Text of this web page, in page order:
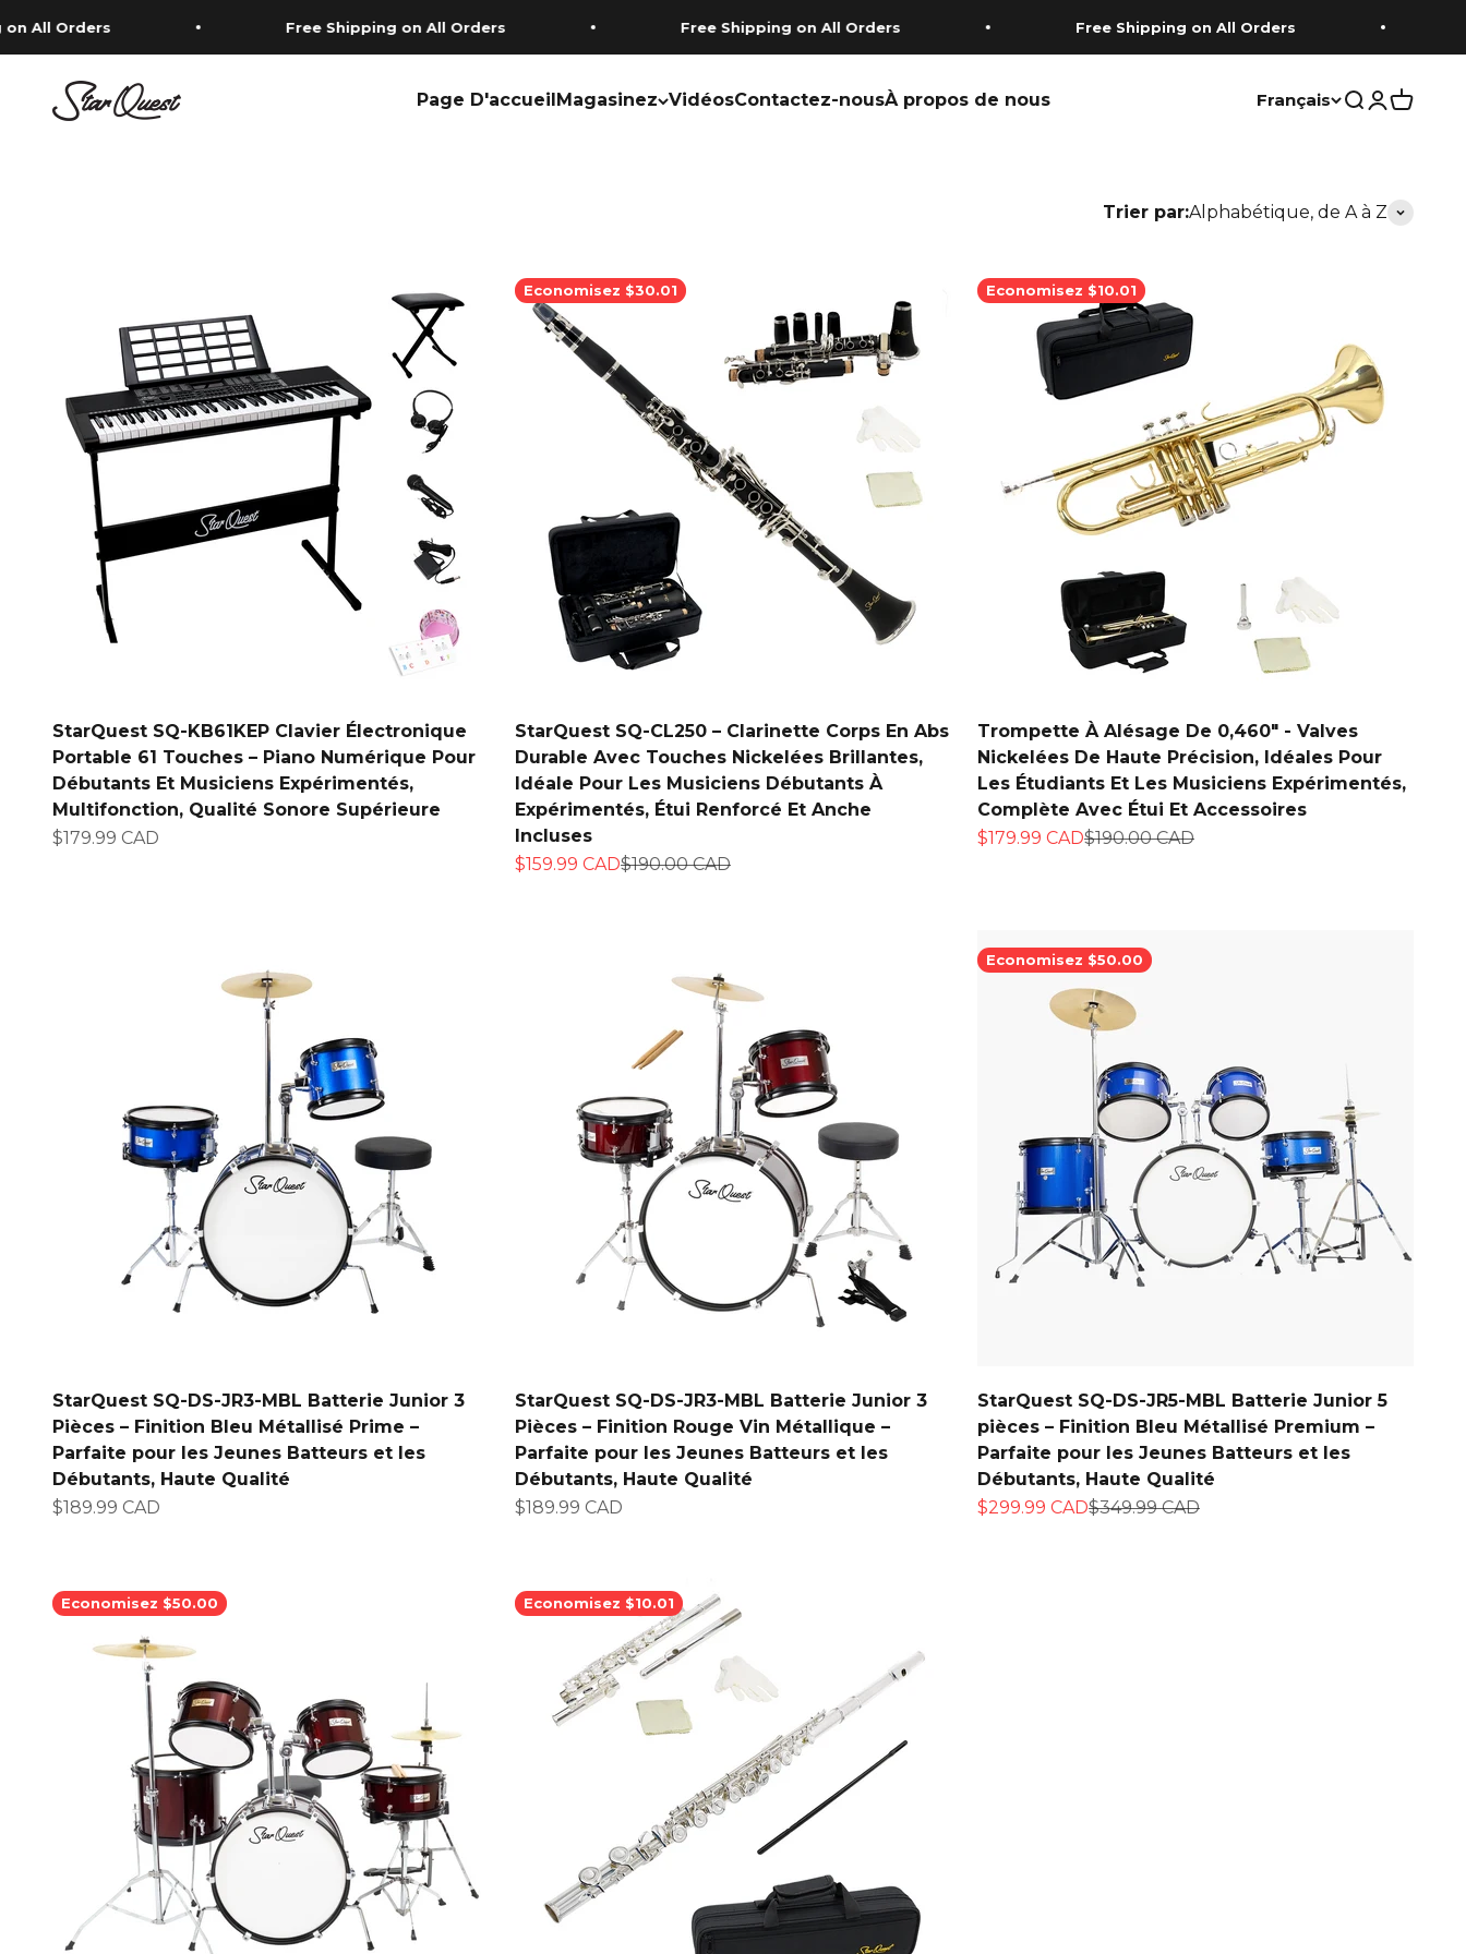
Orders Free Shipping on All Orders Free Shipping on All Orders Free Shipping on All Orders
Page D'accueil Magasinez VidéosContactez-nousÀ propos de nous
StarQuest Canada Français Recherche
Connexion
Panier
Trier par:Alphabétique, de A à Z
StarQuest SQ-KB61KEP Clavier Électronique
Portable 61 Touches – Piano Numérique Pour
Débutants Et Musiciens Expérimentés,
Multifonction, Qualité Sonore Supérieure
Prix de vente
$179.99 CAD
Economisez $30.01
StarQuest SQ-CL250 – Clarinette Corps En Abs
Durable Avec Touches Nickelées Brillantes,
Idéale Pour Les Musiciens Débutants À
Expérimentés, Étui Renforcé Et Anche
Incluses
Prix de vente
$159.99 CADPrix normal
$190.00 CAD
Economisez $10.01
Trompette À Alésage De 0,460" - Valves
Nickelées De Haute Précision, Idéales Pour
Les Étudiants Et Les Musiciens Expérimentés,
Complète Avec Étui Et Accessoires
Prix de vente
$179.99 CADPrix normal
$190.00 CAD
StarQuest SQ-DS-JR3-MBL Batterie Junior 3
Pièces – Finition Bleu Métallisé Prime –
Parfaite pour les Jeunes Batteurs et les
Débutants, Haute Qualité
Prix de vente
$189.99 CAD
StarQuest SQ-DS-JR3-MBL Batterie Junior 3
Pièces – Finition Rouge Vin Métallique –
Parfaite pour les Jeunes Batteurs et les
Débutants, Haute Qualité
Prix de vente
$189.99 CAD
Economisez $50.00
StarQuest SQ-DS-JR5-MBL Batterie Junior 5
pièces – Finition Bleu Métallisé Premium –
Parfaite pour les Jeunes Batteurs et les
Débutants, Haute Qualité
Prix de vente
$299.99 CADPrix normal
$349.99 CAD
Economisez $50.00 Economisez $10.01